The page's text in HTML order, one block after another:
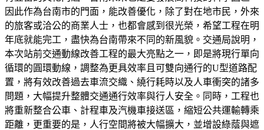
因此作為台南市的門面，能改善優化，除了對在地市民，外來
的旅客或洽公的商業人士，也都會感到很光榮，希望工程在明
年底就能完工，盡快為台南帶來不同的新風貌。交通局說明，
本次站前交通動線改善工程的最大亮點之一，即是將現行單向
循環的圓環動線，調整為更具效率且可雙向通行的U型道路配
置，將有效改善過去車流交織、繞行耗時以及人車衝突的諸多
問題，大幅提升整體交通通行效率與行人安全。同時，工程也
將重新整合公車、計程車及汽機車接送區，縮短公共運輸轉乘
距離，更重要的是，人行空間將被大幅擴大，並增設綠蔭與遮